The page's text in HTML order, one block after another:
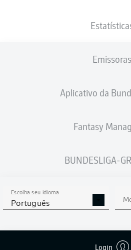
Emissoras
Aplicativo da
Fantasy
BUNDESLIGA-
Escolha seu idioma
Português
Login
TEMPORADA
GOLS ASSISTÊNCIAS